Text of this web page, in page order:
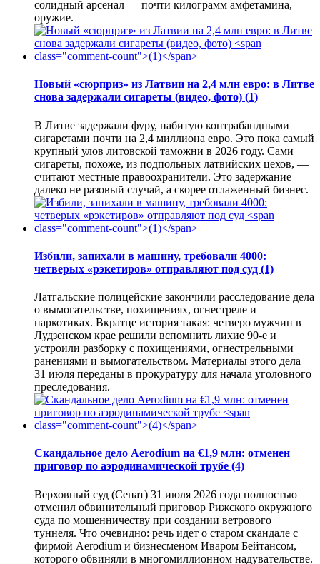
солидный арсенал — почти килограмм амфетамина,
оружие.
Новый «сюрприз» из Латвии на 2,4 млн евро: в Литве
снова задержали сигареты (видео, фото) (1)
В Литве задержали фуру, набитую контрабандными
сигаретами почти на 2,4 миллиона евро. Это пока самый
крупный улов литовской таможни в 2026 году. Сами
сигареты, похоже, из подпольных латвийских цехов, —
считают местные правоохранители. Это задержание —
далеко не разовый случай, а скорее отлаженный бизнес.
Избили, запихали в машину, требовали 4000:
четверых «рэкетиров» отправляют под суд (1)
Латгальские полицейские закончили расследование дела
о вымогательстве, похищениях, огнестреле и
наркотиках. Вкратце история такая: четверо мужчин в
Лудзенском крае решили вспомнить лихие 90-е и
устроили разборку с похищениями, огнестрельными
ранениями и вымогательством. Материалы этого дела
31 июля переданы в прокуратуру для начала уголовного
преследования.
Скандальное дело Aerodium на €1,9 млн: отменен
приговор по аэродинамической трубе (4)
Верховный суд (Сенат) 31 июля 2026 года полностью
отменил обвинительный приговор Рижского окружного
суда по мошенничеству при создании ветрового
туннеля. Что очевидно: речь идет о старом скандале с
фирмой Aerodium и бизнесменом Иваром Бейтансом,
которого обвиняли в многомиллионном надувательстве.